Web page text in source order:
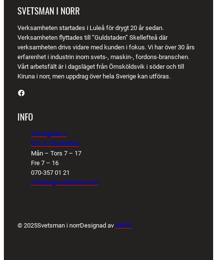
SVETSMAN I NORR
Verksamheten startades i Luleå för drygt 20 år sedan.
Verksamheten flyttades till ”Guldstaden” Skellefteå där
verksamheten drivs vidare med kunden i fokus. Vi har över 30 års
erfarenhet i industrin inom svets-, maskin-, fordons-branschen.
Vårt arbetsfält är i dagsläget från Örnsköldsvik i söder och till
Kiruna i norr, men uppdrag över hela Sverige kan utföras.
Facebook
INFO
Truckgatan 1,
931 27 Skellefteå
Mån – Tors 7 – 17
Fre 7 – 16
070-357 01 21
christer@svetsman.com
© 2025Svetsman i norrDesignad av SNPS